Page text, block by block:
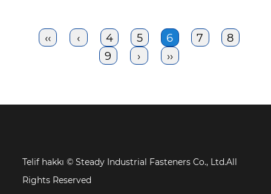
‹‹ ‹ 4 5 6 7
8
9
› ››
Telif hakkı ©Steady Industrial Fasteners Co., Ltd.All
Rights Reserved